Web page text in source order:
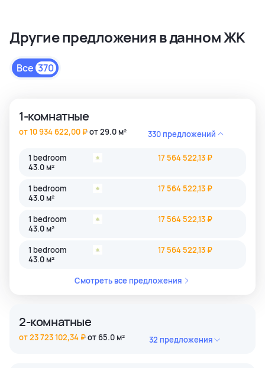
коммерческих объектах и жилой недвижимости
высокого качества в сегментах недвижимости
премиального и среднего класса. Среди районов
застройки как престижные комьюнити Бангкока, так и
Другие предложения в данном ЖК
Все 370
1-комнатные
от 29.0 м²
от 10 934 622,00 ₽ 330 предложений
1 bedroom
43.0 м²
17 564 522,13 ₽
1 bedroom
43.0 м²
17 564 522,13 ₽
1 bedroom
43.0 м²
17 564 522,13 ₽
1 bedroom
43.0 м²
17 564 522,13 ₽
Смотреть все предложения
2-комнатные
от 65.0 м²
от 23 723 102,34 ₽ 32 предложения